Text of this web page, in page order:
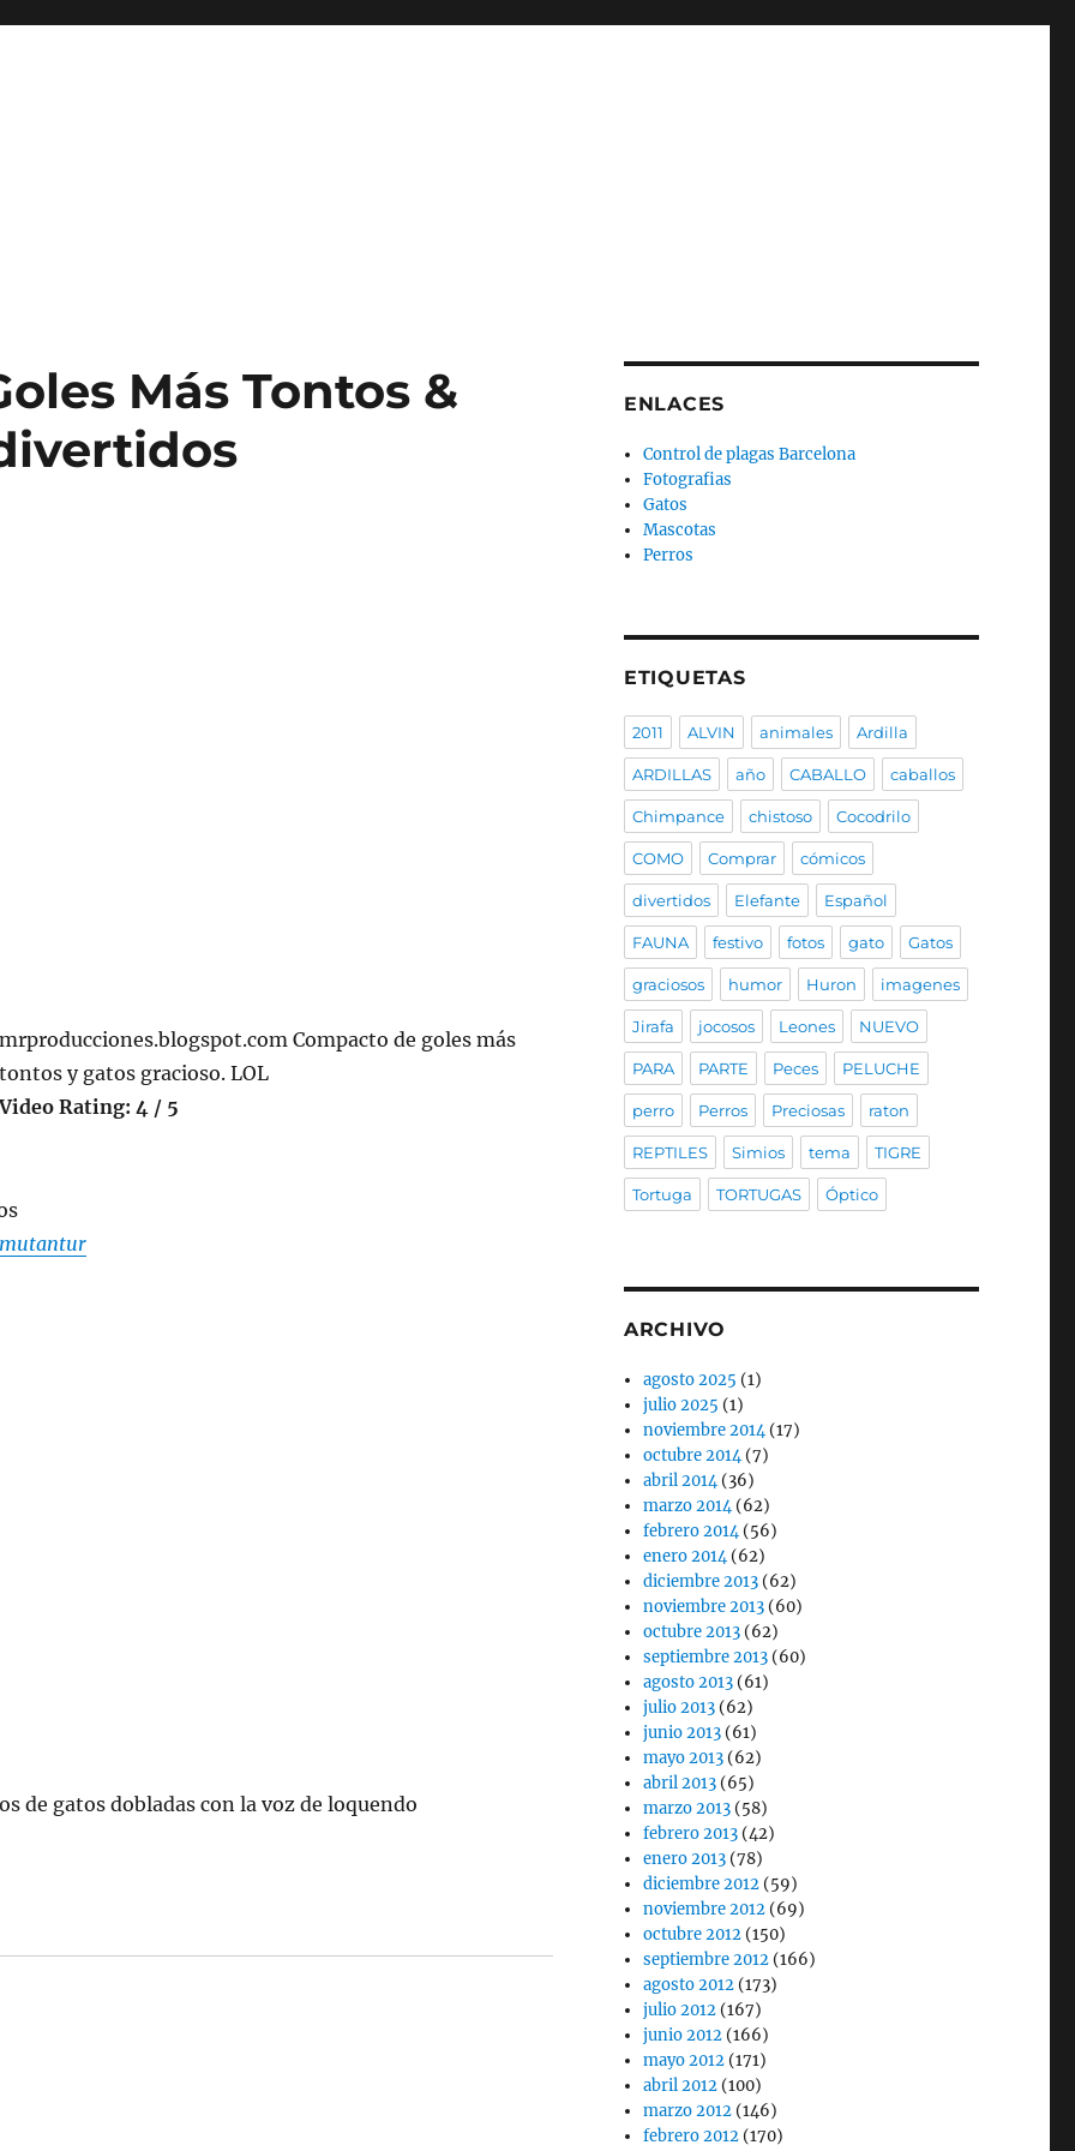
Más Tontos &
mrproducciones.blogspot.com Compacto de goles más
tontos y gatos gracioso. LOL
Rating: 4 / 5
de gatos dobladas con la voz de loquendo
ENLACES
Control de plagas Barcelona
Fotografias
Gatos
Mascotas
Perros
ETIQUETAS
2011 ALVIN animales Ardilla
ARDILLAS año CABALLO caballos
Chimpance chistoso Cocodrilo
COMO Comprar cómicos
divertidos Elefante Español
FAUNA festivo fotos gato Gatos
graciosos humor Huron imagenes
Jirafa jocosos Leones NUEVO
PARA PARTE Peces PELUCHE
perro Perros Preciosas raton
REPTILES Simios tema TIGRE
Tortuga TORTUGAS Óptico
ARCHIVO
agosto 2025 (1)
julio 2025 (1)
noviembre 2014(17)
octubre 2014(7)
abril 2014(36)
marzo 2014(62)
febrero 2014(56)
enero 2014(62)
diciembre 2013 (62)
noviembre 2013 (60)
octubre 2013 (62)
septiembre 2013 (60)
agosto 2013 (61)
julio 2013 (62)
junio 2013 (61)
mayo 2013 (62)
abril 2013 (65)
marzo 2013 (58)
febrero 2013 (42)
enero 2013 (78)
diciembre 2012 (59)
noviembre 2012 (69)
octubre 2012 (150)
septiembre 2012 (166)
agosto 2012 (173)
julio 2012 (167)
junio 2012 (166)
mayo 2012 (171)
abril 2012 (100)
marzo 2012 (146)
febrero 2012 (170)